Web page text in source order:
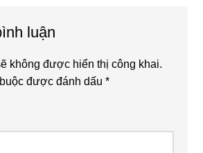
luận
không được hiển thị công khai.
được đánh dấu*